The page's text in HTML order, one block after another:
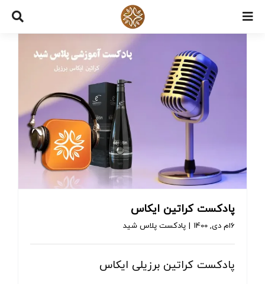
Skip
پادکست کراتین ایکاس
6ام دی, 1400 پادکست پلاس شید
پادکست کراتین برزیلی ایکاس